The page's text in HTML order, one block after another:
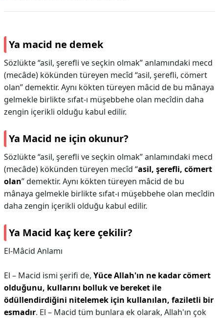
Ya macid ne demek
Sözlükte “asil, şerefli ve seçkin olmak” anlamındaki mecd
(mecâde) kökünden türeyen mecîd “asil, şerefli, cömert
olan” demektir. Aynı kökten türeyen mâcid de bu mânaya
gelmekle birlikte sıfat-ı müşebbehe olan mecîdin daha
zengin içerikli olduğu kabul edilir.
Ya Macid ne için okunur?
Sözlükte “asil, şerefli ve seçkin olmak” anlamındaki mecd
(mecâde) kökünden türeyen mecîd “asil, şerefli, cömert
olan” demektir. Aynı kökten türeyen mâcid de bu
mânaya gelmekle birlikte sıfat-ı müşebbehe olan mecîdin
daha zengin içerikli olduğu kabul edilir.
Ya Macid kaç kere çekilir?
El-Mâcid Anlamı
El – Macid ismi şerifi de, Yüce Allah'ın ne kadar cömert
olduğunu, kullarını bolluk ve bereket ile
ödüllendirdiğini nitelemek için kullanılan, faziletli bir
esmadır. El – Macid tüm bunlara ek olarak, Allah'ın çok